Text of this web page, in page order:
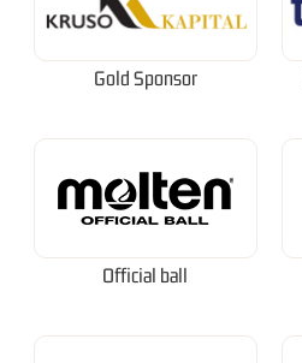
Gold Sponsor
Official ball